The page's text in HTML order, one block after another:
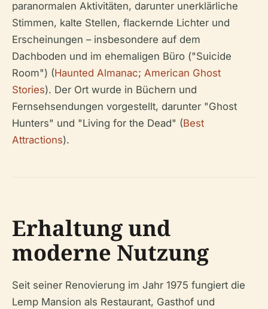
paranormalen Aktivitäten, darunter unerklärliche
Stimmen, kalte Stellen, flackernde Lichter und
Erscheinungen – insbesondere auf dem
Dachboden und im ehemaligen Büro ("Suicide
Room") (Haunted Almanac; American Ghost
Stories). Der Ort wurde in Büchern und
Fernsehsendungen vorgestellt, darunter "Ghost
Hunters" und "Living for the Dead" (Best
Attractions).
Erhaltung und
moderne Nutzung
Seit seiner Renovierung im Jahr 1975 fungiert die
Lemp Mansion als Restaurant, Gasthof und